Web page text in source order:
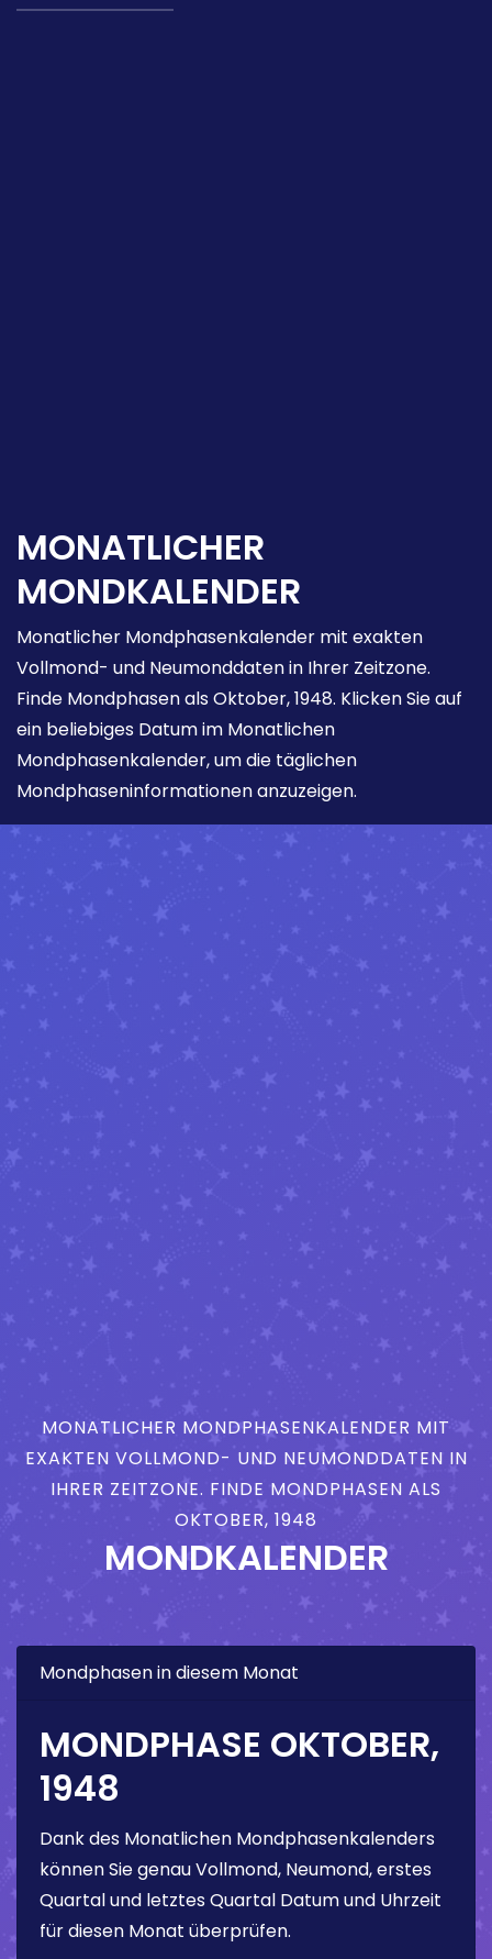
MONATLICHER
MONDKALENDER
Monatlicher Mondphasenkalender mit exakten
Vollmond- und Neumonddaten in Ihrer Zeitzone.
Finde Mondphasen als Oktober, 1948. Klicken Sie auf
ein beliebiges Datum im Monatlichen
Mondphasenkalender, um die täglichen
Mondphaseninformationen anzuzeigen.
MONATLICHER MONDPHASENKALENDER MIT
EXAKTEN VOLLMOND- UND NEUMONDDATEN IN
IHRER ZEITZONE. FINDE MONDPHASEN ALS
OKTOBER, 1948
MONDKALENDER
Mondphasen in diesem Monat
MONDPHASE OKTOBER,
1948
Dank des Monatlichen Mondphasenkalenders
können Sie genau Vollmond, Neumond, erstes
Quartal und letztes Quartal Datum und Uhrzeit
für diesen Monat überprüfen.